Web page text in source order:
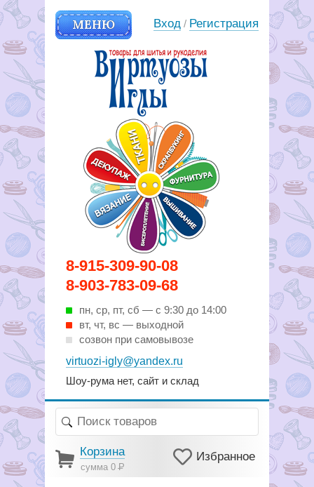
8-915-309-90-08
8-903-783-09-68
пн, ср, пт, cб — с 9:30 до 14:00
вт, чт, вс — выходной
созвон при самовывозе
virtuozi-igly@yandex.ru
Шоу-рума нет, сайт и склад
МЕНЮ
Вирутозы иглы. Товары для
шитья и рукоделья
Вход / Регистрация
Корзина
сумма 0Р
Избранное